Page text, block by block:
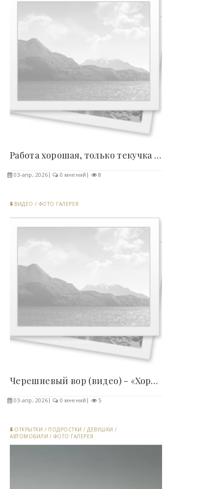
Работа хорошая, только текучка большая... (видео)..
03-апр, 2026 0 мнений 8
ВИДЕО / ФОТО ГАЛЕРЕЯ
Черешневый вор (видео) - «Хорошее настроение»..
03-апр, 2026 0 мнений 5
ОТКРЫТКИ / ПОДРОСТКИ / ДЕВУШКИ /
АВТОМОБИЛИ / ФОТО ГАЛЕРЕЯ